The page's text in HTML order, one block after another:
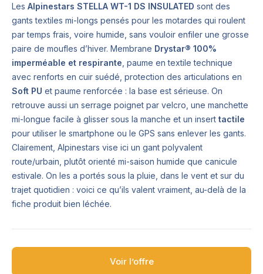
Les Alpinestars STELLA WT-1 DS INSULATED sont des
gants textiles mi-longs pensés pour les motardes qui roulent
par temps frais, voire humide, sans vouloir enfiler une grosse
paire de moufles d’hiver. Membrane Drystar® 100%
imperméable et respirante , paume en textile technique
avec renforts en cuir suédé, protection des articulations en
Soft PU et paume renforcée : la base est sérieuse. On
retrouve aussi un serrage poignet par velcro, une manchette
mi-longue facile à glisser sous la manche et un insert tactile
pour utiliser le smartphone ou le GPS sans enlever les gants.
Clairement, Alpinestars vise ici un gant polyvalent
route/urbain, plutôt orienté mi-saison humide que canicule
estivale. On les a portés sous la pluie, dans le vent et sur du
trajet quotidien : voici ce qu’ils valent vraiment, au-delà de la
fiche produit bien léchée.
Voir l’offre